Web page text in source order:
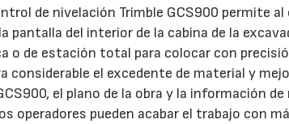
de nivelación Trimble GCS900 permite
pantalla del interior de la cabina de la
o de estación total para colocar con
considerable el excedente de material y
el plano de la obra y la información
operadores pueden acabar el trabajo con